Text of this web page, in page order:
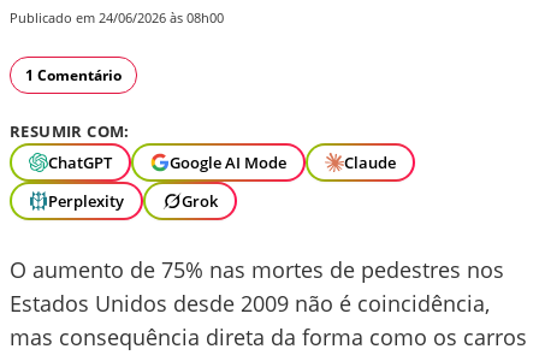
Publicado em 24/06/2026 às 08h00
1 Comentário
RESUMIR COM:
ChatGPT
Google AI Mode
Claude
Perplexity
Grok
O aumento de 75% nas mortes de pedestres nos
Estados Unidos desde 2009 não é coincidência,
mas consequência direta da forma como os carros